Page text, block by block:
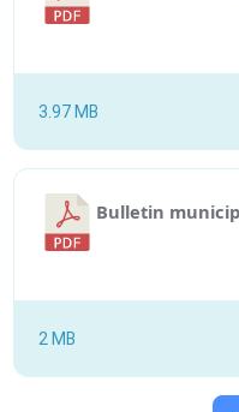
3.97 MB
Bulletin
2 MB